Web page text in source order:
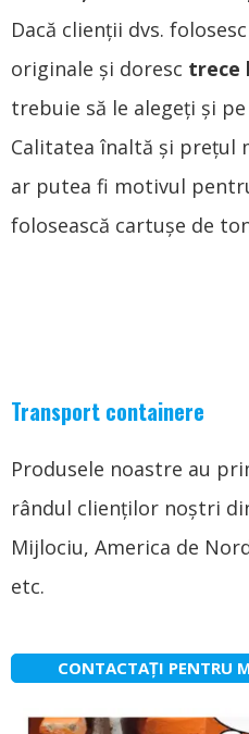
Dacă clienții dvs.
originale și doresc trece
trebuie să le alegeți și
Calitatea înaltă și prețul
ar putea fi motivul
folosească cartușe de
Transport containere
Produsele noastre au
rândul clienților noștri
Mijlociu, America de
etc.
CONTACTAȚI PENTRU